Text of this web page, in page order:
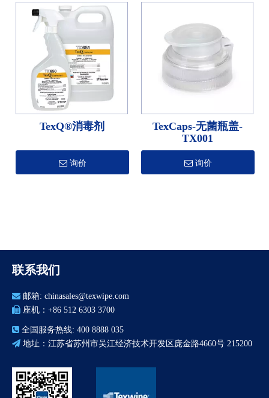
TexQ®消毒剂
询价
TexCaps-无菌瓶盖-
TX001
询价
联系我们
 邮箱: chinasales@texwipe.com
 座机：+86 512 6303 3700
 全国服务热线: 400 8888 035
 地址：江苏省苏州市吴江经济技术开发区庞金路4660号 215200